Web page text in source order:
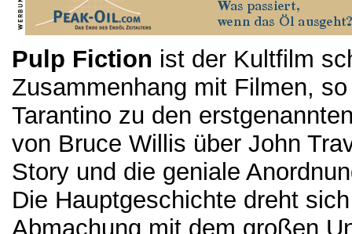
Pulp Fiction ist der Kultfilm
Zusammenhang mit Filmen,
Tarantino zu den
von Bruce Willis über John
Story und die geniale
Die Hauptgeschichte dreht
Abmachung mit dem großen